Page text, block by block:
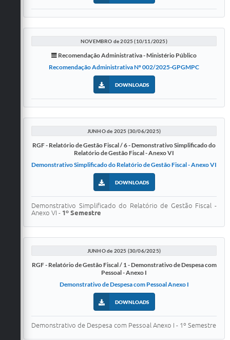
NOVEMBRO de 2025 (10/11/2025)
Recomendação Administrativa - Ministério Público
Recomendação Administrativa Nº 002/2025-GPGMPC
DOWNLOADS
JUNHO de 2025 (30/06/2025)
RGF - Relatório de Gestão Fiscal / 6 - Demonstrativo Simplificado do
Relatório de Gestão Fiscal - Anexo VI
Demonstrativo Simplificado do Relatório de Gestão Fiscal - Anexo VI
DOWNLOADS
Demonstrativo Simplificado do Relatório de Gestão Fiscal -
Anexo VI - 1º Semestre
JUNHO de 2025 (30/06/2025)
RGF - Relatório de Gestão Fiscal / 1 - Demonstrativo de Despesa com
Pessoal - Anexo I
Demonstrativo de Despesa com Pessoal Anexo I
DOWNLOADS
Demonstrativo de Despesa com Pessoal Anexo I - 1º Semestre